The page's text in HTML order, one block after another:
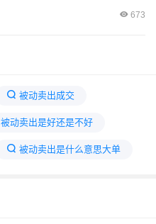
673
被动卖出成交
被动卖出是好还是不好
被动卖出是什么意思大单